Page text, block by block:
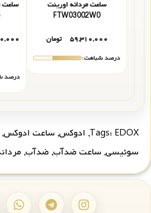
ساعت مردانه اورینت
FTW03002W0
۵۹,۳۱۰,۰۰۰
تومان
درصد شباهت:
ساعت
درصد
Tags: EDOX
, ادوکس, ساعت ادوکس,
سوئیسی, ساعت ضدآب, ضدآب,